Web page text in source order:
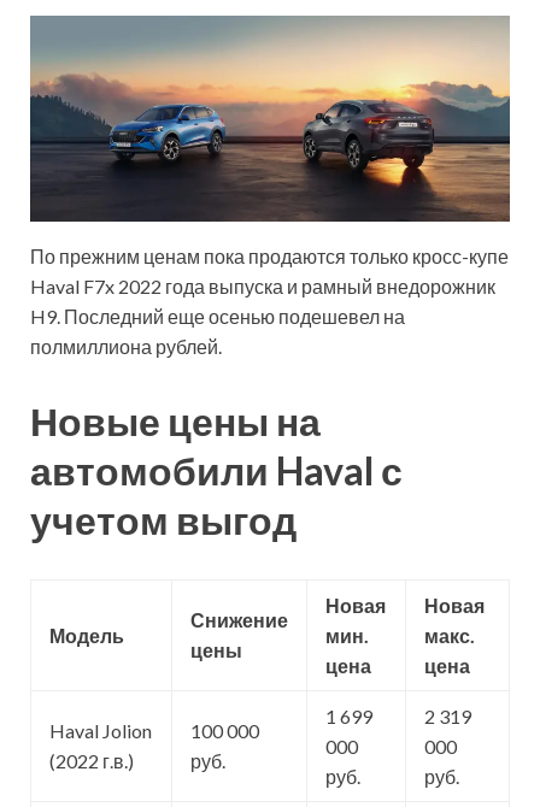
По прежним ценам пока продаются только кросс-купе
Haval F7x 2022 года выпуска и рамный внедорожник
H9. Последний еще осенью подешевел на
полмиллиона рублей.
Новые цены на
автомобили Haval с
учетом выгод
Модель
Снижение
цены
Новая
мин.
цена
Новая
макс.
цена
Haval Jolion
(2022 г.в.)
100 000
руб.
1 699
000
руб.
2 319
000
руб.